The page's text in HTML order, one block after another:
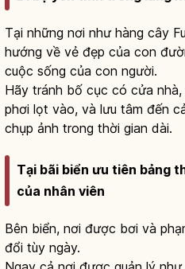
Tại những nơi như hàng cây
hướng về vẻ đẹp của con
cuộc sống của con người.
Hãy tránh bố cục có cửa
phơi lọt vào, và lưu tâm đến
chụp ảnh trong thời gian dài.
Tại bãi biển ưu tiên bảng
của nhân viên
Bên biển, nơi được bơi và
đổi tùy ngày.